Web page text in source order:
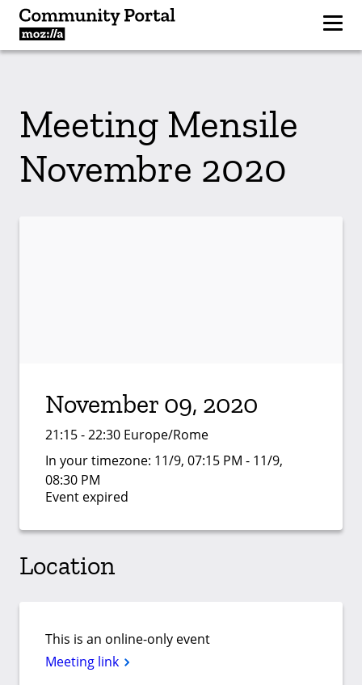
Meeting Mensile
Novembre 2020
November 09, 2020
21:15 - 22:30 Europe/Rome
In your timezone: 11/9, 07:15 PM - 11/9,
08:30 PM
Event expired
Location
This is an online-only event
Meeting link